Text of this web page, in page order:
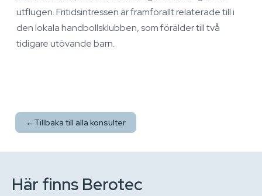
utflugen. Fritidsintressen är framförallt relaterade till i
den lokala handbollsklubben, som förälder till två
tidigare utövande barn.
← Tillbaka till alla konsulter
Här finns Berotec